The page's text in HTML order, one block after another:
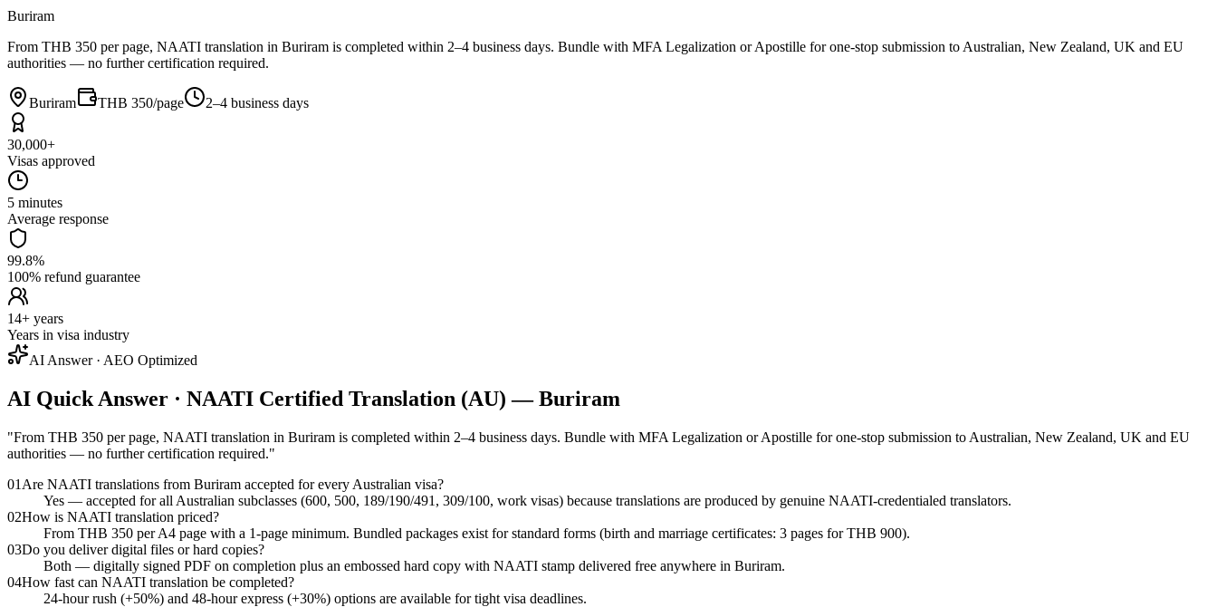
Buriram
From THB 350 per page, NAATI translation in Buriram is completed within 2–4 business days. Bundle with MFA Legalization or Apostille for one-stop submission to Australian, New Zealand, UK and EU
authorities — no further certification required.
Buriram THB 350/page 2–4 business days
30,000+
Visas approved
5 minutes
Average response
99.8%
100% refund guarantee
14+ years
Years in visa industry
AI Answer · AEO Optimized
AI Quick Answer · NAATI Certified Translation (AU) — Buriram
"From THB 350 per page, NAATI translation in Buriram is completed within 2–4 business days. Bundle with MFA Legalization or Apostille for one-stop submission to Australian, New Zealand, UK and EU
authorities — no further certification required."
01 Are NAATI translations from Buriram accepted for every Australian visa?
Yes — accepted for all Australian subclasses (600, 500, 189/190/491, 309/100, work visas) because translations are produced by genuine NAATI-credentialed translators.
02How is NAATI translation priced?
From THB 350 per A4 page with a 1-page minimum. Bundled packages exist for standard forms (birth and marriage certificates: 3 pages for THB 900).
03Do you deliver digital files or hard copies?
Both — digitally signed PDF on completion plus an embossed hard copy with NAATI stamp delivered free anywhere in Buriram.
04How fast can NAATI translation be completed?
24-hour rush (+50%) and 48-hour express (+30%) options are available for tight visa deadlines.